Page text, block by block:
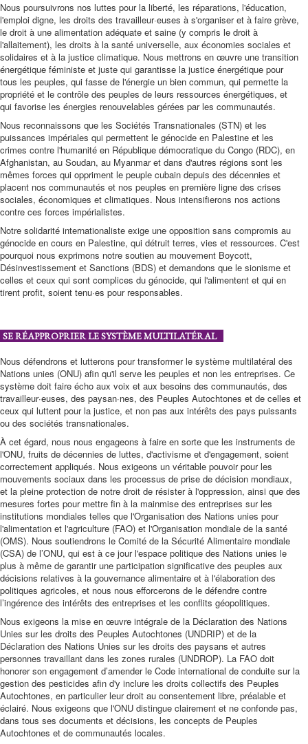
Nous poursuivrons nos luttes pour la liberté, les réparations, l'éducation,
l'emploi digne, les droits des travailleur·euses à s'organiser et à faire grève,
le droit à une alimentation adéquate et saine (y compris le droit à
l'allaitement), les droits à la santé universelle, aux économies sociales et
solidaires et à la justice climatique. Nous mettrons en œuvre une transition
énergétique féministe et juste qui garantisse la justice énergétique pour
tous les peuples, qui fasse de l'énergie un bien commun, qui permette la
propriété et le contrôle des peuples de leurs ressources énergétiques, et
qui favorise les énergies renouvelables gérées par les communautés.
Nous reconnaissons que les Sociétés Transnationales (STN) et les
puissances impériales qui permettent le génocide en Palestine et les
crimes contre l'humanité en République démocratique du Congo (RDC), en
Afghanistan, au Soudan, au Myanmar et dans d'autres régions sont les
mêmes forces qui oppriment le peuple cubain depuis des décennies et
placent nos communautés et nos peuples en première ligne des crises
sociales, économiques et climatiques. Nous intensifierons nos actions
contre ces forces impérialistes.
Notre solidarité internationaliste exige une opposition sans compromis au
génocide en cours en Palestine, qui détruit terres, vies et ressources. C'est
pourquoi nous exprimons notre soutien au mouvement Boycott,
Désinvestissement et Sanctions (BDS) et demandons que le sionisme et
celles et ceux qui sont complices du génocide, qui l'alimentent et qui en
tirent profit, soient tenu·es pour responsables.
SE RÉAPPROPRIER LE SYSTÈME MULTILATÉRAL
Nous défendrons et lutterons pour transformer le système multilatéral des
Nations unies (ONU) afin qu'il serve les peuples et non les entreprises. Ce
système doit faire écho aux voix et aux besoins des communautés, des
travailleur·euses, des paysan·nes, des Peuples Autochtones et de celles et
ceux qui luttent pour la justice, et non pas aux intérêts des pays puissants
ou des sociétés transnationales.
À cet égard, nous nous engageons à faire en sorte que les instruments de
l'ONU, fruits de décennies de luttes, d'activisme et d'engagement, soient
correctement appliqués. Nous exigeons un véritable pouvoir pour les
mouvements sociaux dans les processus de prise de décision mondiaux,
et la pleine protection de notre droit de résister à l'oppression, ainsi que des
mesures fortes pour mettre fin à la mainmise des entreprises sur les
institutions mondiales telles que l'Organisation des Nations unies pour
l'alimentation et l'agriculture (FAO) et l'Organisation mondiale de la santé
(OMS). Nous soutiendrons le Comité de la Sécurité Alimentaire mondiale
(CSA) de l’ONU, qui est à ce jour l'espace politique des Nations unies le
plus à même de garantir une participation significative des peuples aux
décisions relatives à la gouvernance alimentaire et à l'élaboration des
politiques agricoles, et nous nous efforcerons de le défendre contre
l’ingérence des intérêts des entreprises et les conflits géopolitiques.
Nous exigeons la mise en œuvre intégrale de la Déclaration des Nations
Unies sur les droits des Peuples Autochtones (UNDRIP) et de la
Déclaration des Nations Unies sur les droits des paysans et autres
personnes travaillant dans les zones rurales (UNDROP). La FAO doit
honorer son engagement d’amender le Code international de conduite sur la
gestion des pesticides afin d'y inclure les droits collectifs des Peuples
Autochtones, en particulier leur droit au consentement libre, préalable et
éclairé. Nous exigeons que l'ONU distingue clairement et ne confonde pas,
dans tous ses documents et décisions, les concepts de Peuples
Autochtones et de communautés locales.